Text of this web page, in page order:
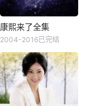
康熙来了全集
2004-2016已完结